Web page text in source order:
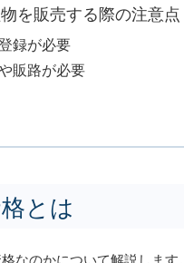
を販売する際の注意点
録が必要
販路が必要
とは
なのかについて解説します。